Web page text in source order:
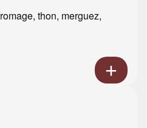
thon, merguez,